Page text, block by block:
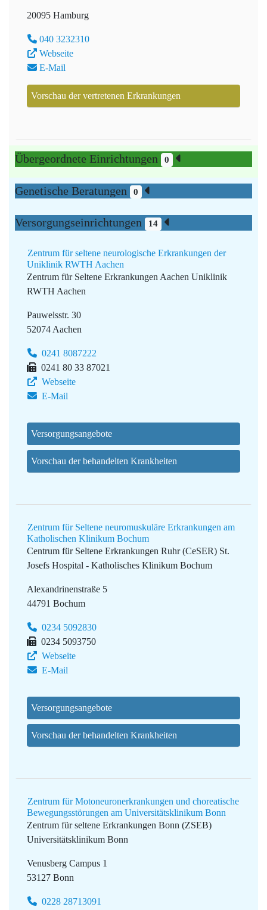
20095 Hamburg
040 3232310
Webseite
E-Mail
Vorschau der vertretenen Erkrankungen
Übergeordnete Einrichtungen 0
Genetische Beratungen 0
Versorgungseinrichtungen 14
Zentrum für seltene neurologische Erkrankungen der
Uniklinik RWTH Aachen
Zentrum für Seltene Erkrankungen Aachen Uniklinik
RWTH Aachen
Pauwelsstr. 30
52074 Aachen
0241 8087222
0241 80 33 87021
Webseite
E-Mail
Versorgungsangebote
Vorschau der behandelten Krankheiten
Zentrum für Seltene neuromuskuläre Erkrankungen am
Katholischen Klinikum Bochum
Centrum für Seltene Erkrankungen Ruhr (CeSER) St.
Josefs Hospital - Katholisches Klinikum Bochum
Alexandrinenstraße 5
44791 Bochum
0234 5092830
0234 5093750
Webseite
E-Mail
Versorgungsangebote
Vorschau der behandelten Krankheiten
Zentrum für Motoneuronerkrankungen und choreatische
Bewegungsstörungen am Universitätsklinikum Bonn
Zentrum für seltene Erkrankungen Bonn (ZSEB)
Universitätsklinikum Bonn
Venusberg Campus 1
53127 Bonn
0228 28713091